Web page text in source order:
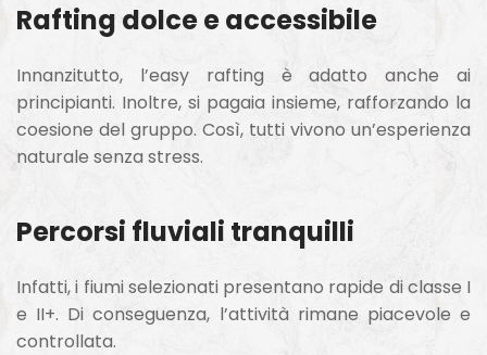
Rafting dolce e accessibile
Innanzitutto, l’easy rafting è adatto anche ai
principianti. Inoltre, si pagaia insieme, rafforzando la
coesione del gruppo. Così, tutti vivono un’esperienza
naturale senza stress.
Percorsi fluviali tranquilli
Infatti, i fiumi selezionati presentano rapide di classe I
e II+. Di conseguenza, l’attività rimane piacevole e
controllata.